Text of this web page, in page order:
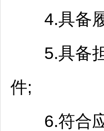
4.具备履
5.具备担
件;
6.符合应